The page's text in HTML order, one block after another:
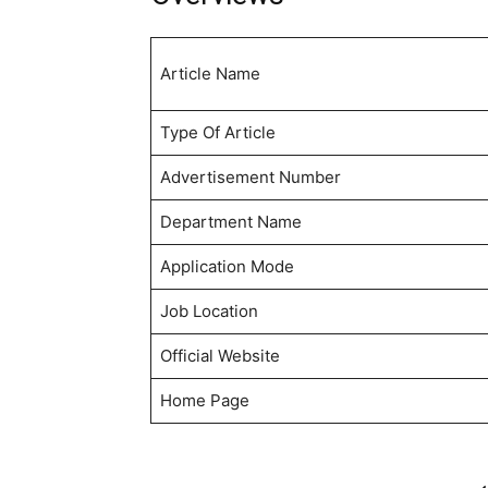
Article Name
Type Of Article
Advertisement Number
Department Name
Application Mode
Job Location
Official Website
Home Page